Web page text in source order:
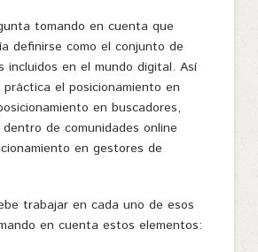
tomando en cuenta que
definirse como el conjunto de
incluidos en el mundo digital. Así
el posicionamiento en
en buscadores,
de comunidades online
en gestores de
trabajar en cada uno de esos
en cuenta estos elementos: